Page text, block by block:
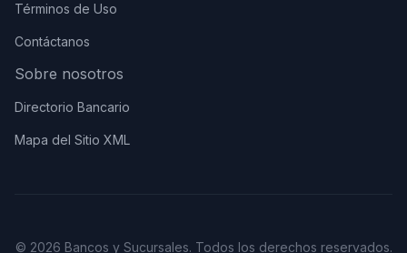
Términos de Uso
Contáctanos
Sobre nosotros
Directorio Bancario
Mapa del Sitio XML
© 2026 Bancos y Sucursales. Todos los derechos reservados.